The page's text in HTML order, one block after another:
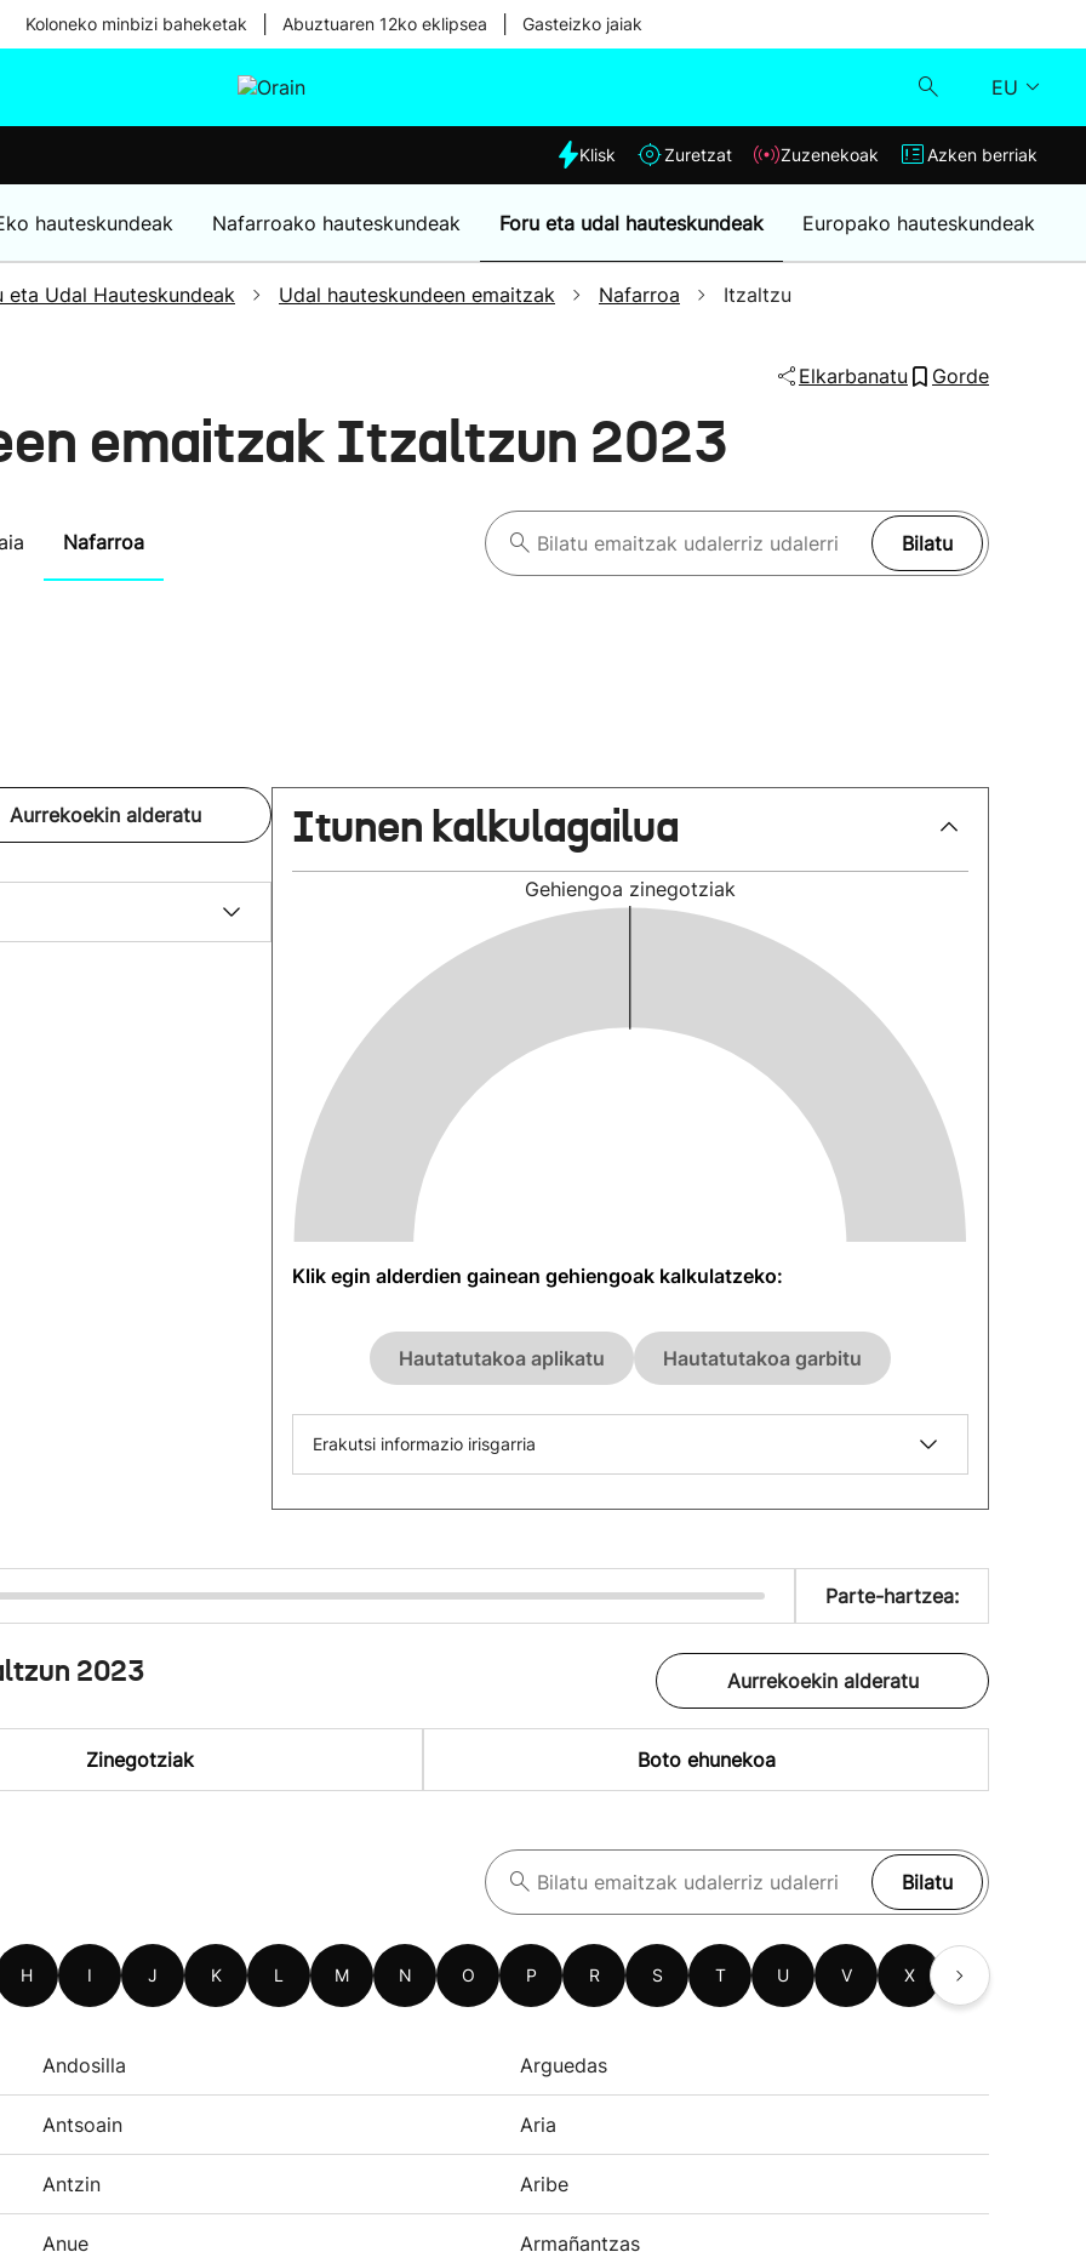
Koloneko minbizi baheketak Abuztuaren 12ko eklipsea Gasteizko jaiak
EU
Eguraldia
Klisk
Zuzenekoak
Azken berriak
Klisk Zuretzat Zuzenekoak Azken berriak
hauteskundeak Nafarroako hauteskundeak Foru eta udal hauteskundeak Europako hauteskundeak
eta Udal Hauteskundeak Udal hauteskundeen emaitzak Nafarroa Itzaltzu
Elkarbanatu Gorde
emaitzak Itzaltzun 2023
Nafarroa Bilatu
Aurrekoekin alderatu Itunen kalkulagailua
Gehiengoa zinegotziak
Klik egin alderdien gainean gehiengoak kalkulatzeko:
Hautatutakoa aplikatu Hautatutakoa garbitu
Erakutsi informazio irisgarria
Parte-hartzea:
2023 Aurrekoekin alderatu
Zinegotziak Boto ehunekoa
Bilatu
H I J K L M N O P R S T U V X
Andosilla Arguedas
Antsoain Aria
Antzin Aribe
Anue Armañantzas